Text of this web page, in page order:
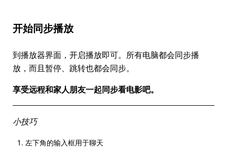
开始同步播放
到播放器界面，开启播放即可。所有电脑都会同步播
放，而且暂停、跳转也都会同步。
享受远程和家人朋友一起同步看电影吧。
小技巧
左下角的输入框用于聊天